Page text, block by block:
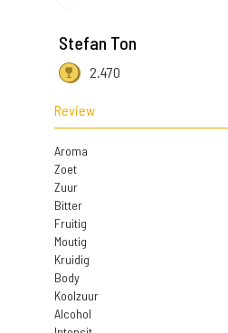
Stefan Ton
2.470
Review
Aroma
Zoet
Zuur
Bitter
Fruitig
Moutig
Kruidig
Body
Koolzuur
Alcohol